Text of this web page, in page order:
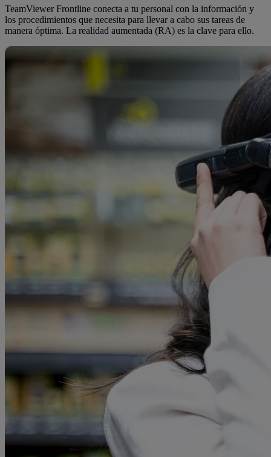
TeamViewer Frontline conecta a tu personal con la información y
los procedimientos que necesita para llevar a cabo sus tareas de
manera óptima. La realidad aumentada (RA) es la clave para ello.